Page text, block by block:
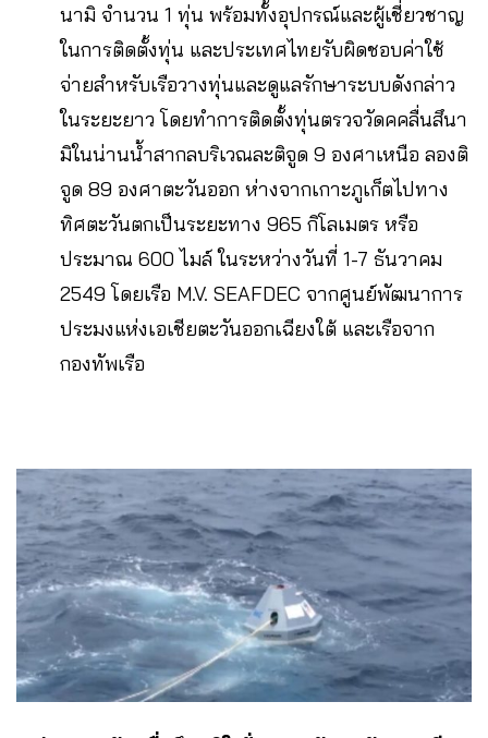
นามิ จำนวน 1 ทุ่น พร้อมทั้งอุปกรณ์และผู้เชี่ยวชาญ
ในการติดตั้งทุ่น และประเทศไทยรับผิดชอบค่าใช้
จ่ายสำหรับเรือวางทุ่นและดูแลรักษาระบบดังกล่าว
ในระยะยาว โดยทำการติดตั้งทุ่นตรวจวัดคคลื่นสึนา
มิในน่านน้ำสากลบริเวณละติจูด 9 องศาเหนือ ลองติ
จูด 89 องศาตะวันออก ห่างจากเกาะภูเก็ตไปทาง
ทิศตะวันตกเป็นระยะทาง 965 กิโลเมตร หรือ
ประมาณ 600 ไมล์ ในระหว่างวันที่ 1-7 ธันวาคม
2549 โดยเรือ M.V. SEAFDEC จากศูนย์พัฒนาการ
ประมงแห่งเอเชียตะวันออกเฉียงใต้ และเรือจาก
กองทัพเรือ